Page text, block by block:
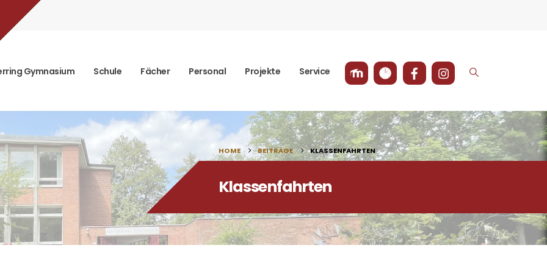
Gymnasium Schule Fächer Personal Projekte Service
HOME BEITRÄGE KLASSENFAHRTEN
Klassenfahrten